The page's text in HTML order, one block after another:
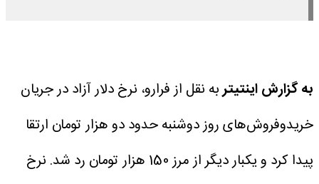
به گزارش اینتیتربه نقل از فرارو، نرخ دلار آزاد در جریان
خریدوفروش‌های روز دوشنبه حدود دو هزار تومان ارتقا
پیدا کرد و یکبار دیگر از مرز 150 هزار تومان رد شد.
نرخ